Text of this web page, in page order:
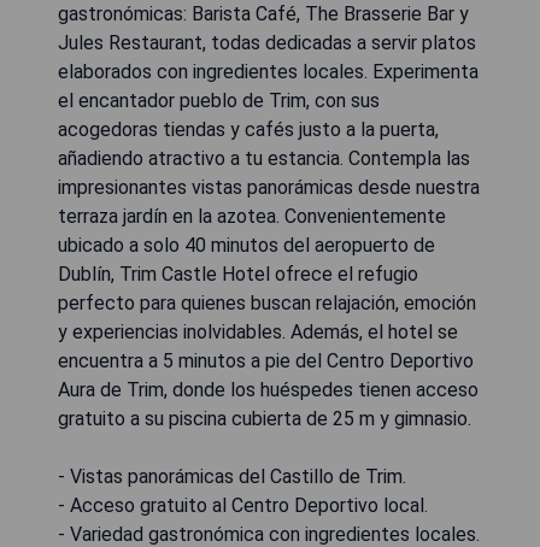
gastronómicas: Barista Café, The Brasserie Bar y
Jules Restaurant, todas dedicadas a servir platos
elaborados con ingredientes locales. Experimenta
el encantador pueblo de Trim, con sus
acogedoras tiendas y cafés justo a la puerta,
añadiendo atractivo a tu estancia. Contempla las
impresionantes vistas panorámicas desde nuestra
terraza jardín en la azotea. Convenientemente
ubicado a solo 40 minutos del aeropuerto de
Dublín, Trim Castle Hotel ofrece el refugio
perfecto para quienes buscan relajación, emoción
y experiencias inolvidables. Además, el hotel se
encuentra a 5 minutos a pie del Centro Deportivo
Aura de Trim, donde los huéspedes tienen acceso
gratuito a su piscina cubierta de 25 m y gimnasio.
- Vistas panorámicas del Castillo de Trim.
- Acceso gratuito al Centro Deportivo local.
- Variedad gastronómica con ingredientes locales.